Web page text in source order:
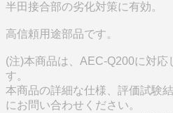
半田接合部の劣化対策に有効。
高信頼用途部品です。
(注)本商品は、AEC-Q200に対
す。
本商品の詳細な仕様、評価試験
にお問い合わせください。